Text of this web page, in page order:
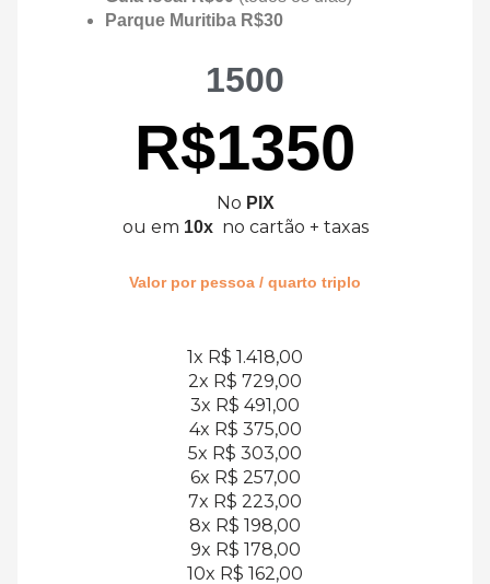
Parque Muritiba R$30
1500
R$1350
No PIX
ou em 10x no cartão + taxas
Valor por pessoa / quarto triplo
1x R$ 1.418,00
2x R$ 729,00
3x R$ 491,00
4x R$ 375,00
5x R$ 303,00
6x R$ 257,00
7x R$ 223,00
8x R$ 198,00
9x R$ 178,00
10x R$ 162,00